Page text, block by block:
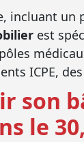
incluant
est
ICPE,
son
le